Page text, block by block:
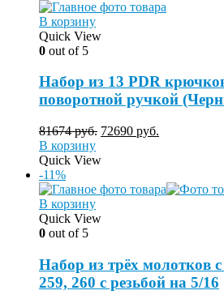
В корзину
Quick View
0 out of 5
Набор из 13 PDR
поворотной ручкой
81674руб. 72690 руб.
В корзину
Quick View
-11%
В корзину
Quick View
0 out of 5
Набор из трёх молотков
259, 260 с резьбой на 5/16